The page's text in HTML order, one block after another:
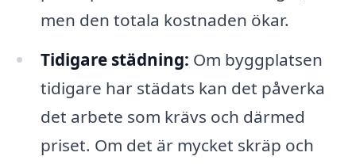
men den totala kostnaden ökar.
Tidigare städning: Om byggplatsen
tidigare har städats kan det påverka
det arbete som krävs och därmed
priset. Om det är mycket skräp och